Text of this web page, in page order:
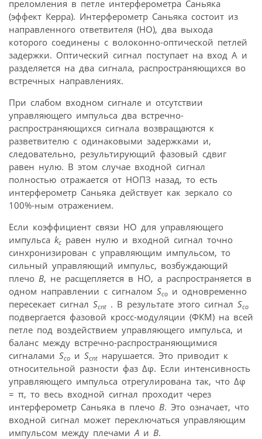
преломления в петле интерферометра Саньяка
(эффект Керра). Интерферометр Саньяка состоит из
направленного ответвителя (НО), два выхода
которого соединены с волоконно-оптической петлей
задержки. Оптический сигнал поступает на вход А и
разделяется на два сигнала, распространяющихся во
встречных направлениях.
При слабом входном сигнале и отсутствии
управляющего импульса два встречно-
распространяющихся сигнала возвращаются к
разветвителю с одинаковыми задержками и,
следовательно, результирующий фазовый сдвиг
равен нулю. В этом случае входной сигнал
полностью отражается от НОПЗ назад, то есть
интерферометр Саньяка действует как зеркало со
100%-ным отражением.
Если коэффициент связи НО для управляющего
импульса kc равен нулю и входной сигнал точно
синхронизирован с управляющим импульсом, то
сильный управляющий импульс, возбуждающий
плечо В, не расщепляется в НО, а распространяется в
одном направлении с сигналом Sco и одновременно
пересекает сигнал Scnt . В результате этого сигнал Sco
подвергается фазовой кросс-модуляции (ФКМ) на всей
петле под воздействием управляющего импульса, и
баланс между встречно-распространяющимися
сигналами Sco и Scnt нарушается. Это приводит к
относительной разности фаз Δφ. Если интенсивность
управляющего импульса отрегулирована так, что Δφ
= π, то весь входной сигнал проходит через
интерферометр Саньяка в плечо В. Это означает, что
входной сигнал может переключаться управляющим
импульсом между плечами А и В.